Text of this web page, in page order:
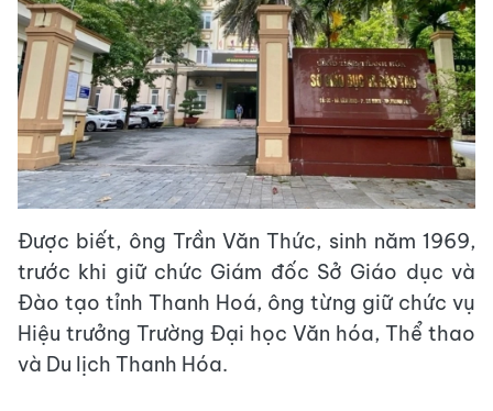
Được biết, ông Trần Văn Thức, sinh năm 1969,
trước khi giữ chức Giám đốc Sở Giáo dục và
Đào tạo tỉnh Thanh Hoá, ông từng giữ chức vụ
Hiệu trưởng Trường Đại học Văn hóa, Thể thao
và Du lịch Thanh Hóa.